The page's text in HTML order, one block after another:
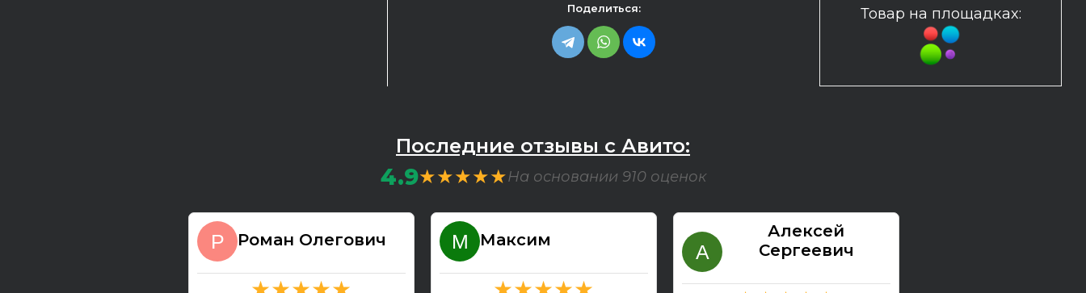
Поделиться: Товар на площадках:
Последние отзывы с Авито:
4.9★★★★★На основании 910 оценок
Роман Олегович Максим
Алексей
Сергеевич